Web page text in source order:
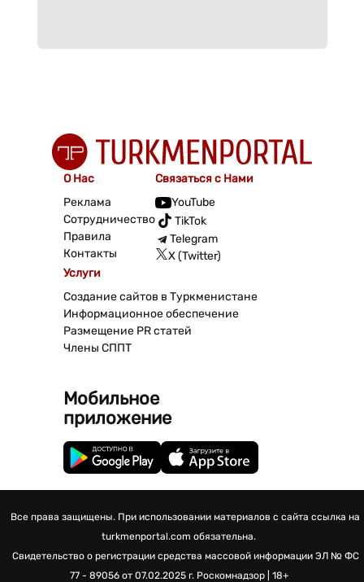
О Нас
Реклама
Сотрудничество
Правила
Контакты
Связаться с Нами
YouTube
TikTok
Telegram
X (Twitter)
Услуги
Создание сайтов в Туркменистане
Информационное обеспечение
Размещение PR статей
Члены СППТ
Мобильное
приложение
Все права защищены. При использовании материалов с сайта ссылка на
turkmenportal.com обязательна.
Свидетельство о регистрации средства массовой информации ЭЛ № ФС
77 - 89056 от 07.02.2025 г. Роскомнадзор | 18+